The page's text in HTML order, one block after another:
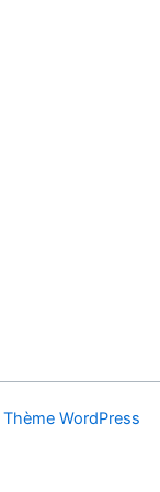
Thème WordPress